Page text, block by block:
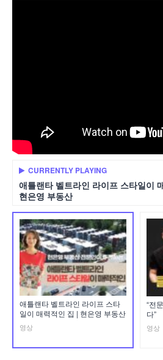
CURRENTLY PLAYING
애틀랜타 벨트라인 라이프 스타일이
현은영 부동산
애틀랜타 벨트라인 라이프 스타
일이 매력적인 집 | 현은영 부동산
영상
“전
다”
영상